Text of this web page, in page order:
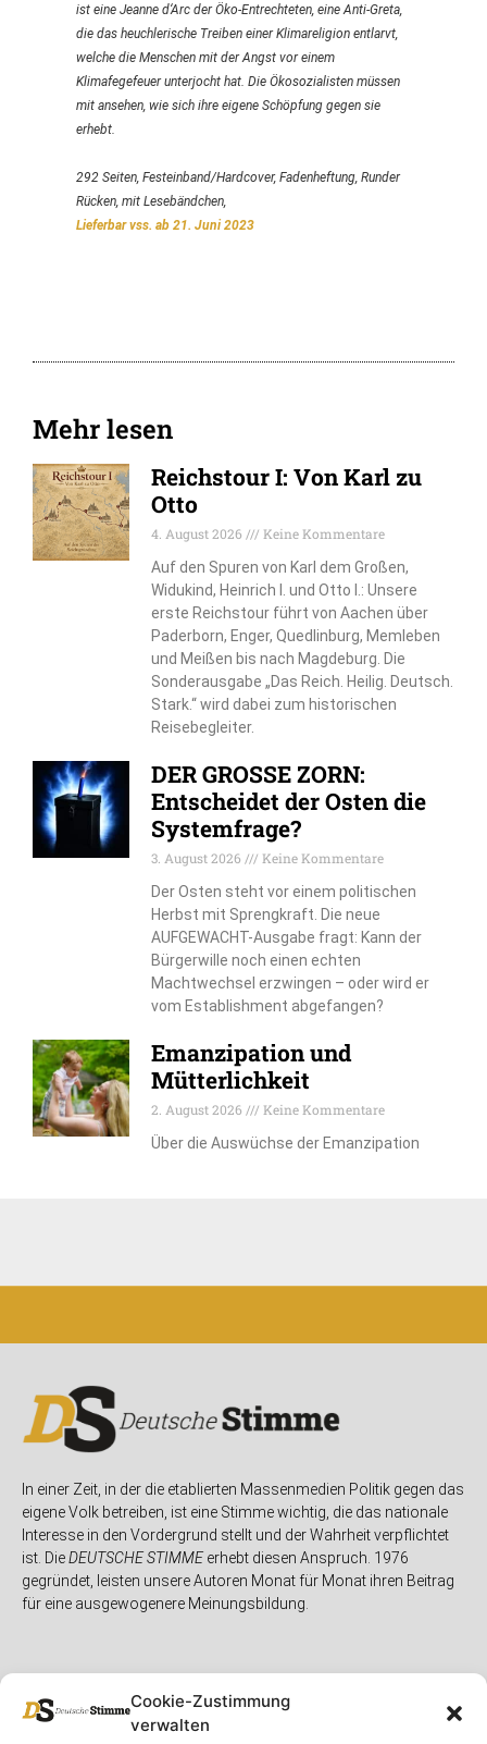
Cookie-Zustimmung
verwalten
ist eine Jeanne d‘Arc der Öko-Entrechteten, eine Anti-Greta,
die das heuchlerische Treiben einer Klimareligion entlarvt,
welche die Menschen mit der Angst vor einem
Klimafegefeuer unterjocht hat. Die Ökosozialisten müssen
mit ansehen, wie sich ihre eigene Schöpfung gegen sie
erhebt.
292 Seiten, Festeinband/Hardcover, Fadenheftung, Runder
Rücken, mit Lesebändchen,
Lieferbar vss. ab 21. Juni 2023
Mehr lesen
Reichstour I: Von Karl zu
Otto
4. August 2026
Keine Kommentare
Auf den Spuren von Karl dem Großen,
Widukind, Heinrich I. und Otto I.: Unsere
erste Reichstour führt von Aachen über
Paderborn, Enger, Quedlinburg, Memleben
und Meißen bis nach Magdeburg. Die
Sonderausgabe „Das Reich. Heilig. Deutsch.
Stark.“ wird dabei zum historischen
Reisebegleiter.
DER GROSSE ZORN:
Entscheidet der Osten die
Systemfrage?
3. August 2026
Keine Kommentare
Der Osten steht vor einem politischen
Herbst mit Sprengkraft. Die neue
AUFGEWACHT-Ausgabe fragt: Kann der
Bürgerwille noch einen echten
Machtwechsel erzwingen – oder wird er
vom Establishment abgefangen?
Emanzipation und
Mütterlichkeit
2. August 2026
Keine Kommentare
Über die Auswüchse der Emanzipation
In einer Zeit, in der die etablierten Massenmedien Politik gegen das
eigene Volk betreiben, ist eine Stimme wichtig, die das nationale
Interesse in den Vordergrund stellt und der Wahrheit verpflichtet
ist. DieDEUTSCHE STIMMEerhebt diesen Anspruch. 1976
gegründet, leisten unsere Autoren Monat für Monat ihren Beitrag
für eine ausgewogenere Meinungsbildung.